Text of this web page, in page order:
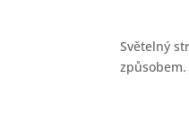
Světelný